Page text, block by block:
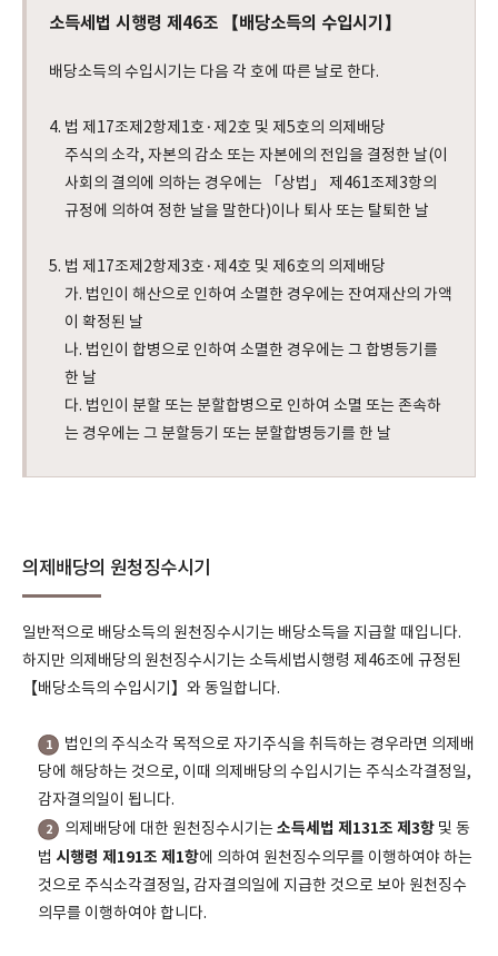
소득세법 시행령 제46조 【배당소득의 수입시기】
배당소득의 수입시기는 다음 각 호에 따른 날로 한다.
4. 법 제17조제2항제1호·제2호 및 제5호의 의제배당
주식의 소각, 자본의 감소 또는 자본에의 전입을 결정한 날(이
사회의 결의에 의하는 경우에는 「상법」 제461조제3항의
규정에 의하여 정한 날을 말한다)이나 퇴사 또는 탈퇴한 날
5. 법 제17조제2항제3호·제4호 및 제6호의 의제배당
가. 법인이 해산으로 인하여 소멸한 경우에는 잔여재산의 가액
이 확정된 날
나. 법인이 합병으로 인하여 소멸한 경우에는 그 합병등기를
한 날
다. 법인이 분할 또는 분할합병으로 인하여 소멸 또는 존속하
는 경우에는 그 분할등기 또는 분할합병등기를 한 날
의제배당의 원청징수시기
일반적으로 배당소득의 원천징수시기는 배당소득을 지급할 때입니다.
하지만 의제배당의 원천징수시기는 소득세법시행령 제46조에 규정된
【배당소득의 수입시기】와 동일합니다.
1
법인의 주식소각 목적으로 자기주식을 취득하는 경우라면 의제배
당에 해당하는 것으로, 이때 의제배당의 수입시기는 주식소각결정일,
감자결의일이 됩니다.
2 의제배당에 대한 원천징수시기는 소득세법 제131조 제3항 및 동
법 시행령 제191조 제1항에 의하여 원천징수의무를 이행하여야 하는
것으로 주식소각결정일, 감자결의일에 지급한 것으로 보아 원천징수
의무를 이행하여야 합니다.